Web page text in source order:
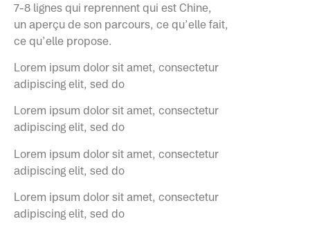
7-8 lignes qui reprennent qui est Chine,
un aperçu de son parcours, ce qu’elle fait,
ce qu’elle propose.
Lorem ipsum dolor sit amet, consectetur
adipiscing elit, sed do
Lorem ipsum dolor sit amet, consectetur
adipiscing elit, sed do
Lorem ipsum dolor sit amet, consectetur
adipiscing elit, sed do
Lorem ipsum dolor sit amet, consectetur
adipiscing elit, sed do